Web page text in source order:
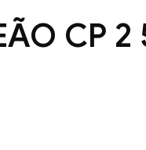
CP 2